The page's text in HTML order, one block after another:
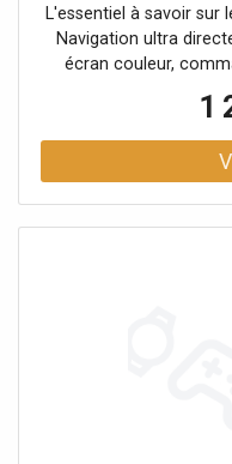
L'essentiel à savoir sur
Navigation ultra
écran couleur,
TP/110 88 touches
capteur et aftertouch
cohérent sur toute
1